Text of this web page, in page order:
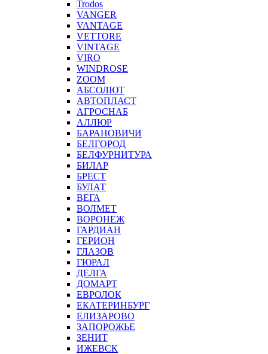
Trodos
VANGER
VANTAGE
VETTORE
VINTAGE
VIRO
WINDROSE
ZOOM
АБСОЛЮТ
АВТОПЛАСТ
АГРОСНАБ
АЛЛЮР
БАРАНОВИЧИ
БЕЛГОРОД
БЕЛФУРНИТУРА
БИЛАР
БРЕСТ
БУЛАТ
ВЕГА
ВОЛМЕТ
ВОРОНЕЖ
ГАРДИАН
ГЕРИОН
ГЛАЗОВ
ГЮРАЛ
ДЕЛГА
ДОМАРТ
ЕВРОЛОК
ЕКАТЕРИНБУРГ
ЕЛИЗАРОВО
ЗАПОРОЖЬЕ
ЗЕНИТ
ИЖЕВСК